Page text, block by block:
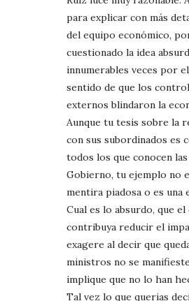
para explicar con más
del equipo económico,
cuestionado la idea
innumerables veces por
sentido de que los
externos blindaron la
Aunque tu tesis sobre la
con sus subordinados es
todos los que conocen
Gobierno, tu ejemplo no
mentira piadosa o es una
Cual es lo absurdo, que
contribuya reducir el
exagere al decir que
ministros no se
implique que no lo han
Tal vez lo que querias